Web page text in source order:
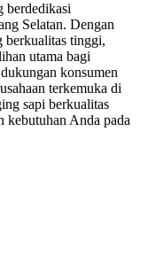
berdedikasi
Selatan. Dengan
berkualitas tinggi,
utama bagi
konsumen
terkemuka di
sapi berkualitas
kebutuhan Anda pada